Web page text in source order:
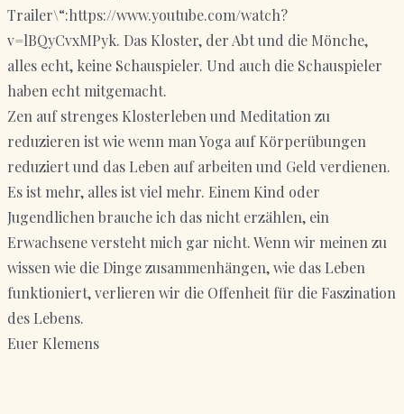
Trailer\“:https://www.youtube.com/watch?
v=lBQyCvxMPyk. Das Kloster, der Abt und die Mönche,
alles echt, keine Schauspieler. Und auch die Schauspieler
haben echt mitgemacht.
Zen auf strenges Klosterleben und Meditation zu
reduzieren ist wie wenn man Yoga auf Körperübungen
reduziert und das Leben auf arbeiten und Geld verdienen.
Es ist mehr, alles ist viel mehr. Einem Kind oder
Jugendlichen brauche ich das nicht erzählen, ein
Erwachsene versteht mich gar nicht. Wenn wir meinen zu
wissen wie die Dinge zusammenhängen, wie das Leben
funktioniert, verlieren wir die Offenheit für die Faszination
des Lebens.
Euer Klemens